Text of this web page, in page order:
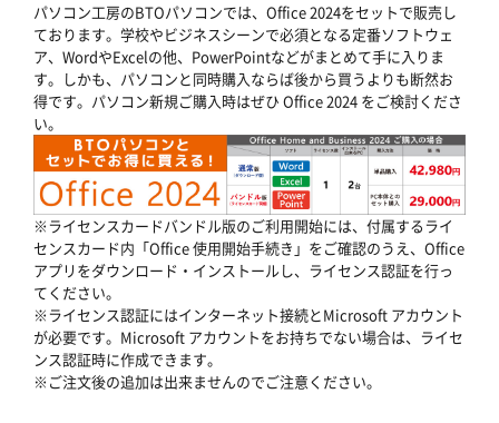
パソコン工房のBTOパソコンでは、Office 2024をセットで販売し
ております。学校やビジネスシーンで必須となる定番ソフトウェ
ア、WordやExcelの他、PowerPointなどがまとめて手に入りま
す。しかも、パソコンと同時購入ならば後から買うよりも断然お
得です。パソコン新規ご購入時はぜひ Office 2024 をご検討くださ
い。
※ライセンスカードバンドル版のご利用開始には、付属するライ
センスカード内「Office 使用開始手続き」をご確認のうえ、Office
アプリをダウンロード・インストールし、ライセンス認証を行っ
てください。
※ライセンス認証にはインターネット接続とMicrosoft アカウント
が必要です。Microsoft アカウントをお持ちでない場合は、ライセ
ンス認証時に作成できます。
※ご注文後の追加は出来ませんのでご注意ください。